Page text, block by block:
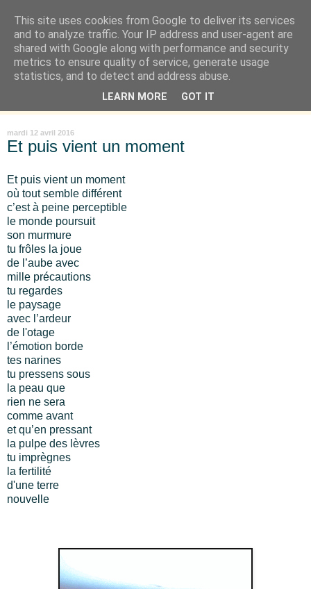
Là où je suis née
"Les temps sont durs pour les rêveurs" mais shush shush,
j'ai le cœur à l'affût et j'ouvre mon carnet de peau. « Soyez
vous-même, tous les autres sont déjà pris. » Oscar Wilde
mardi 12 avril 2016
Et puis vient un moment
Et puis vient un moment
où tout semble différent
c’est à peine perceptible
le monde poursuit
son murmure
tu frôles la joue
de l’aube avec
mille précautions
tu regardes
le paysage
avec l’ardeur
de l'otage
l’émotion borde
tes narines
tu pressens sous
la peau que
rien ne sera
comme avant
et qu’en pressant
la pulpe des lèvres
tu imprègnes
la fertilité
d'une terre
nouvelle
This site uses cookies from Google to deliver its services
and to analyze traffic. Your IP address and user-agent are
shared with Google along with performance and security
metrics to ensure quality of service, generate usage
statistics, and to detect and address abuse.
LEARN MORE GOT IT